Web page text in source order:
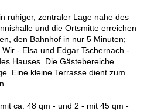
ruhiger, zentraler Lage nahe des
und die Ortsmitte erreichen
den Bahnhof in nur 5 Minuten;
- Elsa und Edgar Tschernach -
Hauses. Die Gästebereiche
Eine kleine Terrasse dient zum
ca. 48 qm - und 2 - mit 45 qm -